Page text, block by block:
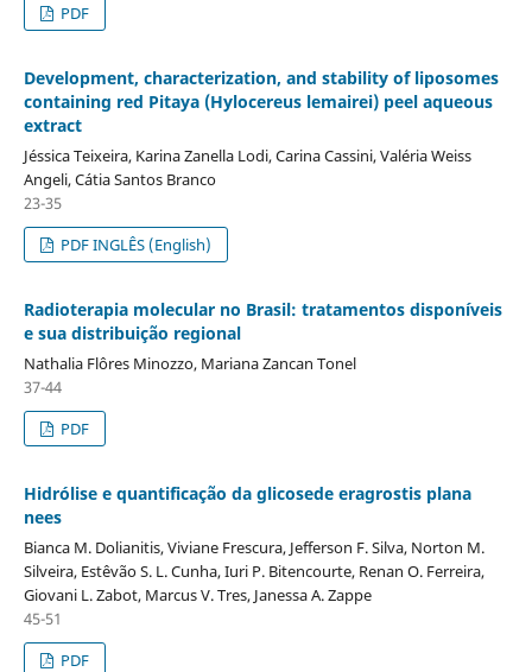
PDF
Development, characterization, and stability of liposomes
containing red Pitaya (Hylocereus lemairei) peel aqueous
extract
Jéssica Teixeira, Karina Zanella Lodi, Carina Cassini, Valéria Weiss
Angeli, Cátia Santos Branco
23-35
PDF INGLÊS (English)
Radioterapia molecular no Brasil: tratamentos disponíveis
e sua distribuição regional
Nathalia Flôres Minozzo, Mariana Zancan Tonel
37-44
PDF
Hidrólise e quantificação da glicosede eragrostis plana
nees
Bianca M. Dolianitis, Viviane Frescura, Jefferson F. Silva, Norton M.
Silveira, Estêvão S. L. Cunha, Iuri P. Bitencourte, Renan O. Ferreira,
Giovani L. Zabot, Marcus V. Tres, Janessa A. Zappe
45-51
PDF